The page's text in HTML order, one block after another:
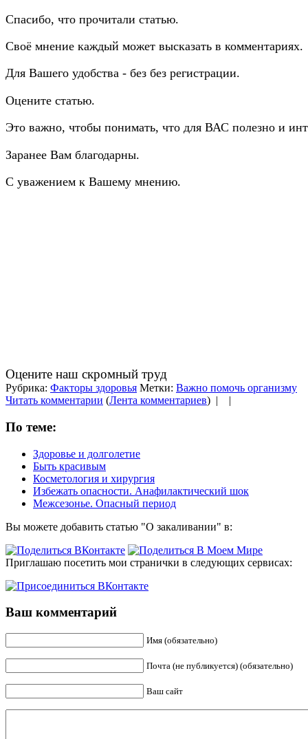
Спасибо, что прочитали статью.
Своё мнение каждый может высказать в комментариях.
Для Вашего удобства - без без регистрации.
Оцените статью.
Это важно, чтобы понимать, что для ВАС полезно и
Заранее Вам благодарны.
С уважением к Вашему мнению.
Оцените наш скромный труд
Рубрика: Факторы здоровья Метки: Важно помочь организму
Читать комментарии (Лента комментариев) | |
По теме:
Здоровье и долголетие
Быть красивым
Косметология и хирургия
Избежать опасности. Анафилактический шок
Межсезонье. Опасный период
Вы можете добавить статью "О закаливании" в:
Приглашаю посетить мои странички в следующих сервисах:
Ваш комментарий
Имя (обязательно)
Почта (не публикуется) (обязательно)
Ваш сайт